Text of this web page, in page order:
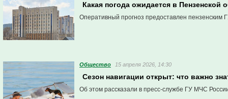
Какая погода ожидается в Пензенской
Оперативный прогноз предоставлен пензенским
Общество 15 апреля 2026, 14:30
Сезон навигации открыт: что важно
Об этом рассказали в пресс-службе ГУ МЧС